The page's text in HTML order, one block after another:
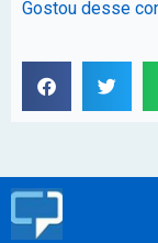
Gostou desse